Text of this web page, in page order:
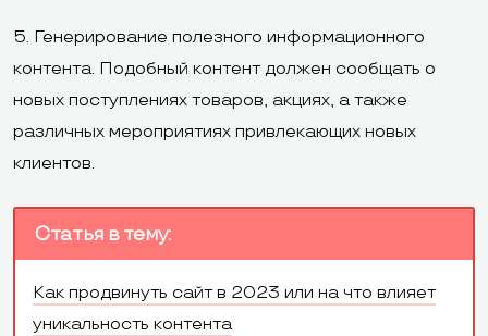
5. Генерирование полезного информационного
контента. Подобный контент должен сообщать о
новых поступлениях товаров, акциях, а также
различных мероприятиях привлекающих новых
клиентов.
Статья в тему:
Как продвинуть сайт в 2023 или на что влияет
уникальность контента